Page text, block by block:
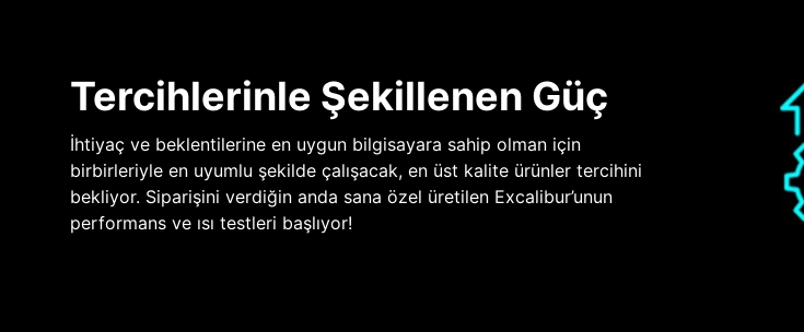
Tercihlerinle Şekillenen Güç
İhtiyaç ve beklentilerine en uygun bilgisayara sahip olman için
birbirleriyle en uyumlu şekilde çalışacak, en üst kalite ürünler tercihini
bekliyor. Siparişini verdiğin anda sana özel üretilen Excalibur’unun
performans ve ısı testleri başlıyor!